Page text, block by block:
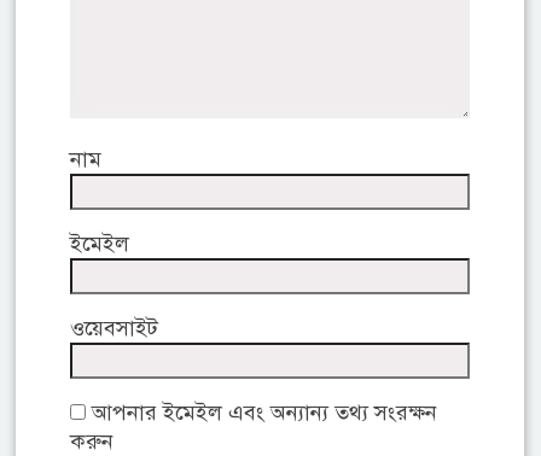
নাম
ইমেইল
ওয়েবসাইট
আপনার ইমেইল এবং অন্যান্য তথ্য সংরক্ষন
করুন